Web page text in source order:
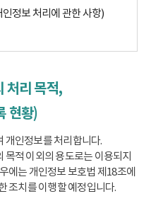
정보 처리에 관한 사항)
처리 목적,
현황)
개인정보를 처리합니다.
적 이외의 용도로는 이용되지
에는 개인정보 보호법 제18조에
조치를 이행할 예정입니다.